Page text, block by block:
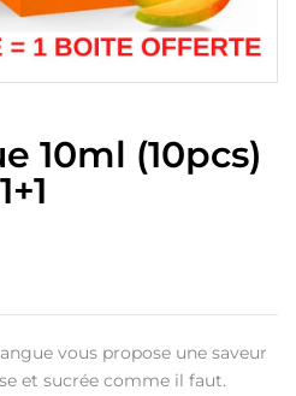
10ml (10pcs)
vous propose une saveur
et sucrée comme il faut.